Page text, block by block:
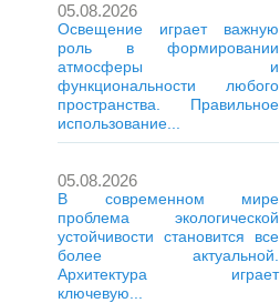
05.08.2026
Освещение играет важную
роль в формировании
атмосферы и
функциональности любого
пространства. Правильное
использование...
05.08.2026
В современном мире
проблема экологической
устойчивости становится все
более актуальной.
Архитектура играет
ключевую...